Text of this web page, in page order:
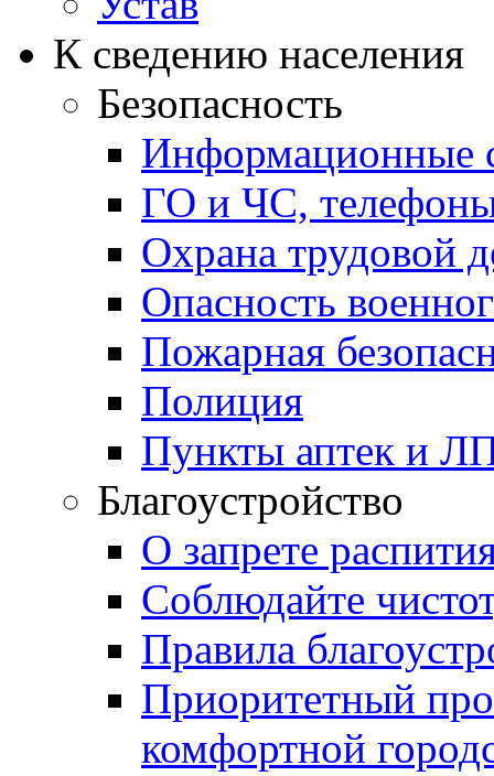
К сведению населения
Безопасность
Информационные
ГО и ЧС,
Охрана трудовой
Опасность
Пожарная
Полиция
Пункты аптек и
Благоустройство
О запрете
Соблюдайте
Правила
Приоритетный
комфортной